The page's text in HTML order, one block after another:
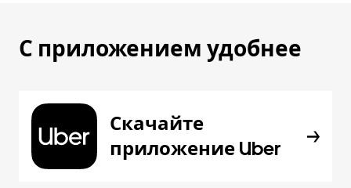
С приложением удобнее
Скачайте
приложение Uber